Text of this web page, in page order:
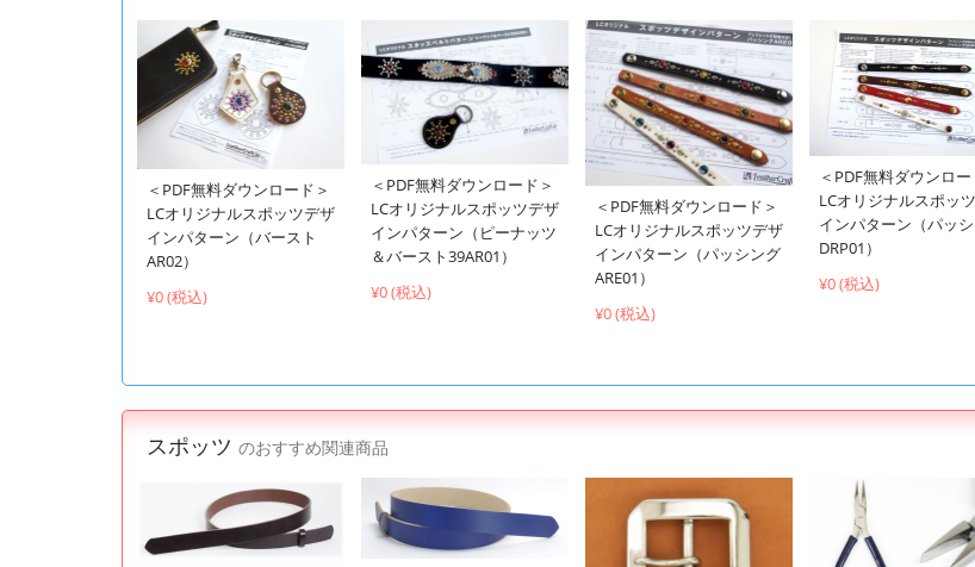
＜PDF無料ダウンロード＞
LCオリジナルスポッツデザ
インパターン（バースト
AR02）
¥0 (税込)
＜PDF無料ダウンロード＞
LCオリジナルスポッツデザ
インパターン（ピーナッツ
＆バースト39AR01）
¥0 (税込)
＜PDF無料ダウンロード＞
LCオリジナルスポッツデザ
インパターン（パッシング
ARE01）
¥0 (税込)
＜PDF無料ダウンロー
LCオリジナルスポッ
インパターン（パッ
DRP01）
¥0 (税込)
スポッツ のおすすめ関連商品